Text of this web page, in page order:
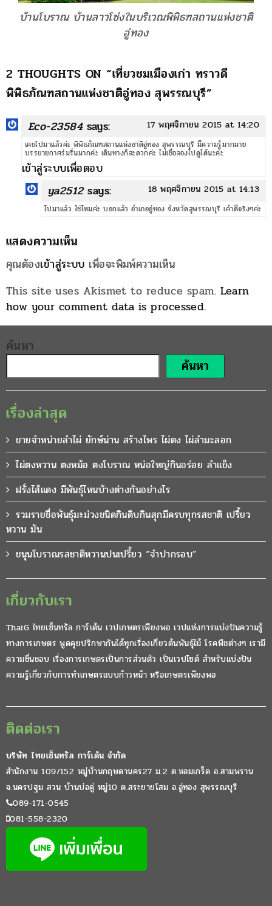
บ้านโบราณ บ้านลาวโซ่งในบริเวณพิพิธฑสถานแห่งชาติ
อู่ทอง
2 THOUGHTS ON “เที่ยวชมเมืองเก่า ทราวดี
พิพิธภัณฑสถานแห่งชาติอู่ทอง สุพรรณบุรี”
Eco-23584 says: 17 พฤศจิกายน 2015 at 14:20
เคยไปมาแล้วค่ะ พิพิธภัณฑสถานแห่งชาติอู่ทอง สุพรรณบุรี มีความรู้มากมาย
บรรยายกาศร่มรื่นมากค่ะ เดินทางก็สะดวกค่ะ ไม่เชื่อลองไปดูได้นะค่ะ
เข้าสู่ระบบเพื่อตอบ
ya2512 says: 18 พฤศจิกายน 2015 at 14:13
ไปมาแล้ว ใช่ไหมค่ะ บอกแล้ว อำเภออู่ทอง จังหวัดสุพรรณบุรี เค้าดีจริงๆค่ะ
แสดงความเห็น
คุณต้องเข้าสู่ระบบ เพื่อจะพิมพ์ความเห็น
This site uses Akismet to reduce spam. Learn
how your comment data is processed.
ค้นหา
ค้นหา
เรื่องล่าสุด
ขายจำหน่ายลำไผ่ ยักษ์น่าน สร้างไพร ไผ่ตง ไผ่ลำมะลอก
ไผ่ตงหวาน ตงหม้อ ตงโบราณ หน่อใหญ่กินอร่อย ลำแข็ง
ฝรั่งไส้แดง มีพันธุ์ไหนบ้างต่างกันอย่างไร
รวมรายชื่อพันธุ์มะม่วงชนิดกินดิบกินสุกมีครบทุกรสชาติ เปรี้ยว
หวาน มัน
ขนุนโบราณรสชาติหวานปนเปรี้ยว “จำปากรอบ”
เกี่ยวกับเรา
ThaiG ไทยเซ็นทรัล การ์เด้น เวปเกษตรเพียงพอ เวปแห่งการแบ่งปันความรู้
ทางการเกษตร พูดคุยปรึกษากันได้ทุกเรื่องเกี่ยวต้นพันธุ์ไม้ โรคพืชต่างๆ เรามี
ความชื่นชอบ เรื่องการเกษตรเป็นการส่วนตัว เป็นเวปไซต์ สำหรับแบ่งปัน
ความรู้เกี่ยวกับการทำเกษตรแบบก้าวหน้า หรือเกษตรเพียงพอ
ติดต่อเรา
บริษัท ไทยเซ็นทรัล การ์เด้น จำกัด
สำนักงาน 109/152 หมู่บ้านกฤษดานคร27 ม.2 ต.หอมเกร็ด อ.สามพราน
จ.นครปฐม สวน บ้านบ่อคู่ หมู่10 ต.สระยายโสม อ.อู่ทอง สุพรรณบุรี
089-171-0545
081-558-2320